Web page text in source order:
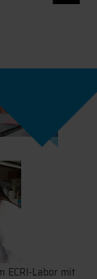
ECRI-Labor mit